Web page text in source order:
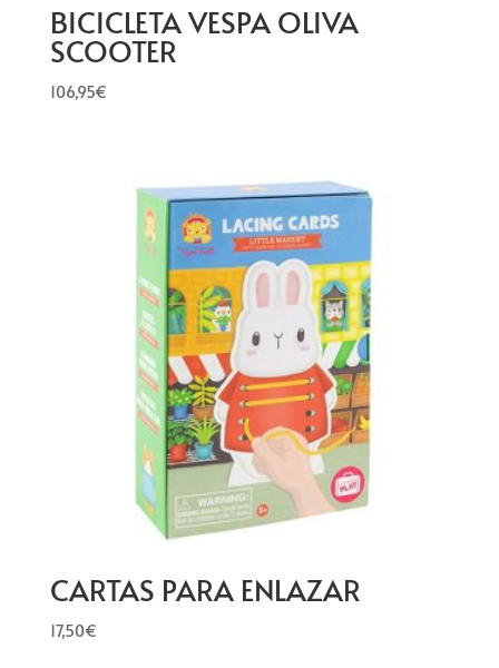
BICICLETA VESPA OLIVA
SCOOTER
106,95€
CARTAS PARA ENLAZAR
17,50€